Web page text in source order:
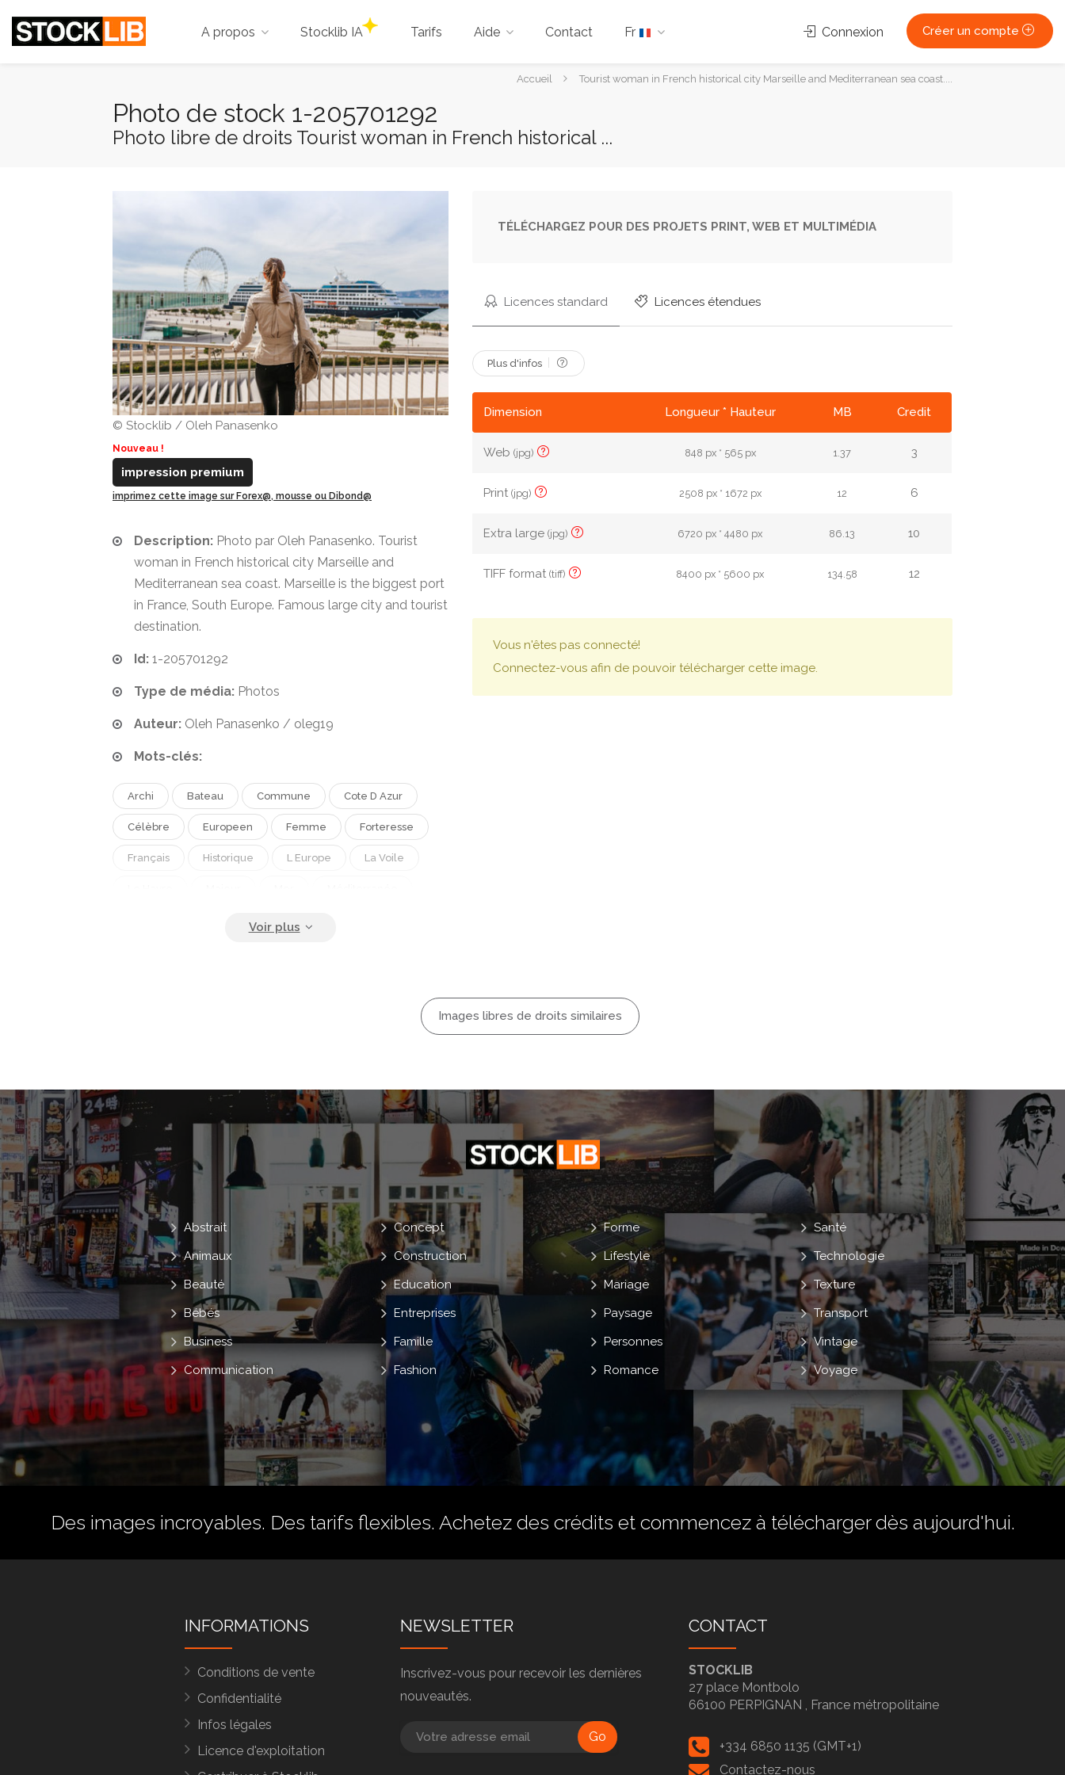
A propos Stocklib IA Tarifs Aide Contact Fr Connexion Créer un compte
VousAccueil Tourist woman in French historical city Marseille and Mediterranean sea coast....
Photo de stock 1-205701292
Photo libre de droits Tourist woman in French historical ...
© Stocklib / Oleh Panasenko
Nouveau !
impression premium
imprimez cette image sur Forex@, mousse ou Dibond@
Description: Photo par Oleh Panasenko. Tourist
woman in French historical city Marseille and
Mediterranean sea coast. Marseille is the biggest port
in France, South Europe. Famous large city and tourist
destination.
Id: 1-205701292
Type de média: Photos
Auteur: Oleh Panasenko / oleg19
Mots-clés:
Archi Bateau Commune Cote D Azur
Célèbre Europeen Femme Forteresse
Français Historique L Europe La Voile
TÉLÉCHARGEZ POUR DES PROJETS PRINT, WEB ET MULTIMÉDIA
Licences standard Licences étendues
Plus d'infos
Dimension Longueur * Hauteur MB Credit
Web(jpg) 848 px * 565 px 1.37 3
Print(jpg) 2508 px * 1672 px 12 6
Extra large(jpg) 6720 px * 4480 px 86.13 10
TIFF format(tiff) 8400 px * 5600 px 134.58 12
Vous n'êtes pas connecté!
Connectez-vous afin de pouvoir télécharger cette image.
Images libres de droits similaires
Abstrait
Animaux
Beauté
Bébés
Business
Communication
Concept
Construction
Education
Entreprises
Famille
Fashion
Forme
Lifestyle
Mariage
Paysage
Personnes
Romance
Santé
Technologie
Texture
Transport
Vintage
Voyage
Des images incroyables. Des tarifs flexibles. Achetez des crédits et commencez à télécharger dès aujourd'hui.
INFORMATIONS
Conditions de vente
Confidentialité
Infos légales
Licence d'exploitation
NEWSLETTER
Inscrivez-vous pour recevoir les dernières
nouveautés.
Go
CONTACT
STOCKLIB
27 place Montbolo
66100 PERPIGNAN , France métropolitaine
+334 6850 1135 (GMT+1)
Contactez-nous